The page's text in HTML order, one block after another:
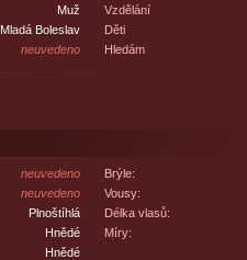
Muž
Mladá Boleslav
neuvedeno
Vzdělání
Děti
Hledám
neuvedeno
neuvedeno
Plnoštíhlá
Hnědé
Hnědé
Brýle:
Vousy:
Délka vlasů:
Míry: